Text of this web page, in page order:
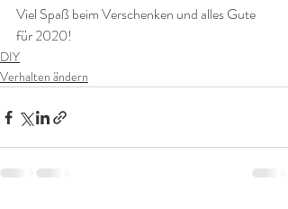
Viel Spaß beim Verschenken und alles Gute
für 2020!
DIY
Verhalten ändern